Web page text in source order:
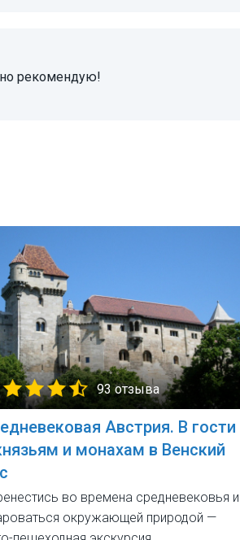
рекомендую!
93 отзыва
Австрия. В гости
и монахам в Венский
во времена средневековья и
окружающей природой —